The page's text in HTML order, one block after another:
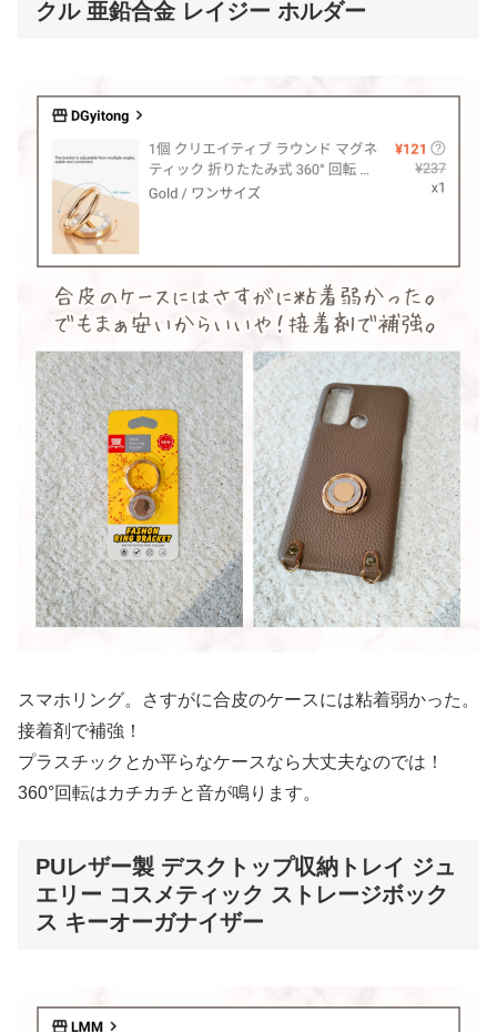
クル 亜鉛合金 レイジー ホルダー
スマホリング。さすがに合皮のケースには粘着弱かった。
接着剤で補強！
プラスチックとか平らなケースなら大丈夫なのでは！
360°回転はカチカチと音が鳴ります。
PUレザー製 デスクトップ収納トレイ ジュ
エリー コスメティック ストレージボック
ス キーオーガナイザー